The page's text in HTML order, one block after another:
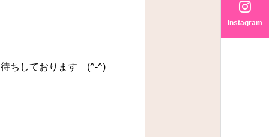
Instagram
待ちしております (^-^)